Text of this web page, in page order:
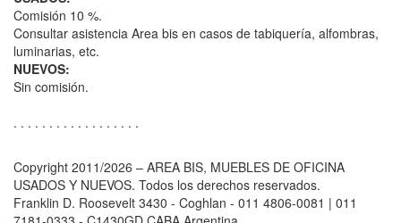
Comisión 10 %.
Consultar asistencia Area bis en casos de tabiquería, alfombras,
luminarias, etc.
NUEVOS:
Sin comisión.
. . . . . . . . . . . . . . . . . .
Copyright 2011/2026 – AREA BIS, MUEBLES DE OFICINA
USADOS Y NUEVOS. Todos los derechos reservados.
Franklin D. Roosevelt 3430 - Coghlan - 011 4806-0081 | 011